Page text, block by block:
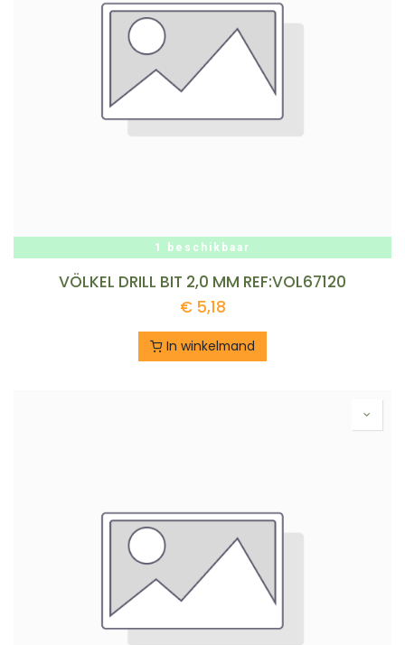
1 beschikbaar
VÖLKEL DRILL BIT 2,0 MM REF:VOL67120
€ 5,18
In winkelmand